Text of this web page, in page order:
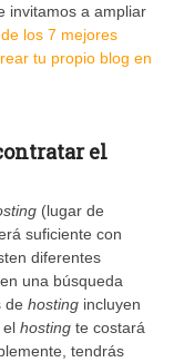
invitamos a ampliar
los 7 mejores
tu propio blog en
el
(lugar de
suficiente con
diferentes
una búsqueda
de hosting incluyen
el hosting te costará
tendrás